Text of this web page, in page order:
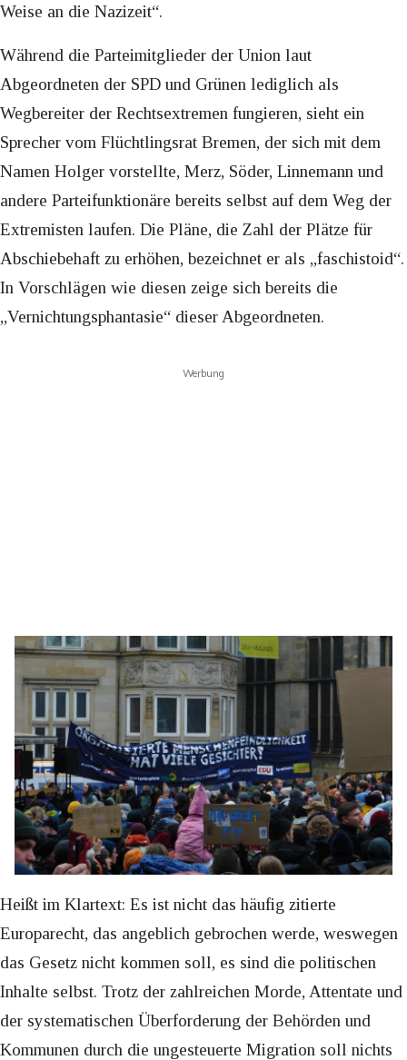
Weise an die Nazizeit“.
Während die Parteimitglieder der Union laut
Abgeordneten der SPD und Grünen lediglich als
Wegbereiter der Rechtsextremen fungieren, sieht ein
Sprecher vom Flüchtlingsrat Bremen, der sich mit dem
Namen Holger vorstellte, Merz, Söder, Linnemann und
andere Parteifunktionäre bereits selbst auf dem Weg der
Extremisten laufen. Die Pläne, die Zahl der Plätze für
Abschiebehaft zu erhöhen, bezeichnet er als „faschistoid“.
In Vorschlägen wie diesen zeige sich bereits die
„Vernichtungsphantasie“ dieser Abgeordneten.
Werbung
Heißt im Klartext: Es ist nicht das häufig zitierte
Europarecht, das angeblich gebrochen werde, weswegen
das Gesetz nicht kommen soll, es sind die politischen
Inhalte selbst. Trotz der zahlreichen Morde, Attentate und
der systematischen Überforderung der Behörden und
Kommunen durch die ungesteuerte Migration soll nichts